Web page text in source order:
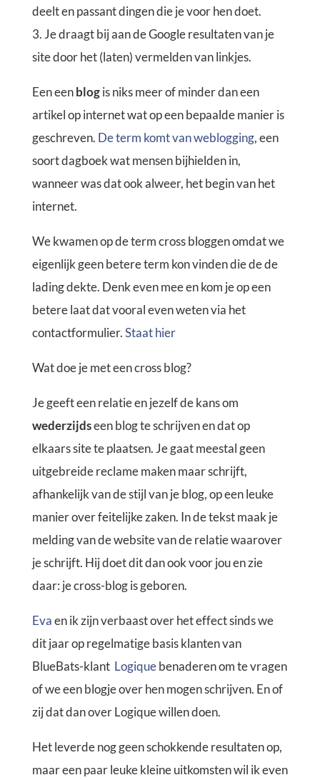
deelt en passant dingen die je voor hen doet.
3. Je draagt bij aan de Google resultaten van je
site door het (laten) vermelden van linkjes.
Een eenblogis niks meer of minder dan een
artikel op internet wat op een bepaalde manier is
geschreven. De term komt van weblogging, een
soort dagboek wat mensen bijhielden in,
wanneer was dat ook alweer, het begin van het
internet.
We kwamen op de term cross bloggen omdat we
eigenlijk geen betere term kon vinden die de de
lading dekte. Denk even mee en kom je op een
betere laat dat vooral even weten via het
contactformulier.Staat hier
Wat doe je met een cross blog?
Je geeft een relatie en jezelf de kans om
wederzijdseen blog te schrijven en dat op
elkaars site te plaatsen. Je gaat meestal geen
uitgebreide reclame maken maar schrijft,
afhankelijk van de stijl van je blog, op een leuke
manier over feitelijke zaken. In de tekst maak je
melding van de website van de relatie waarover
je schrijft. Hij doet dit dan ook voor jou en zie
daar: je cross-blog is geboren.
Evaen ik zijn verbaast over het effect sinds we
dit jaar op regelmatige basis klanten van
BlueBats-klant Logiquebenaderen om te vragen
of we een blogje over hen mogen schrijven. En of
zij dat dan over Logique willen doen.
Het leverde nog geen schokkende resultaten op,
maar een paar leuke kleine uitkomsten wil ik even